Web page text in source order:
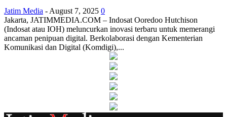
Jatim Media - August 7, 2025 0
Jakarta, JATIMMEDIA.COM – Indosat Ooredoo Hutchison
(Indosat atau IOH) meluncurkan inovasi terbaru untuk memerangi
ancaman penipuan digital. Berkolaborasi dengan Kementerian
Komunikasi dan Digital (Komdigi),...